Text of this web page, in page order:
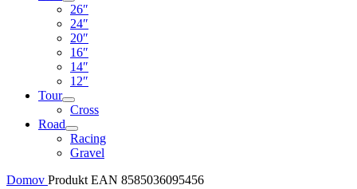
26″
24″
20″
16″
14″
12″
Tour
Cross
Road
Racing
Gravel
Domov Produkt EAN 8585036095456